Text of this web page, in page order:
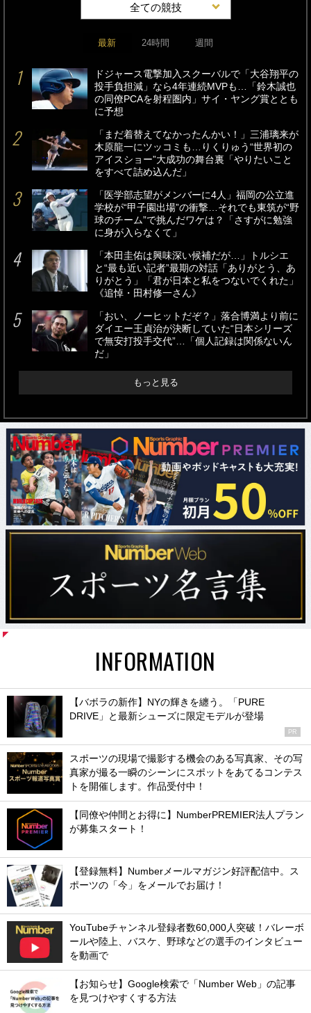
全ての競技
最新 24時間 週間
ドジャース電撃加入スクーバルで「大谷翔平の
投手負担減」なら4年連続MVPも…「鈴木誠也
の同僚PCAを射程圏内」サイ・ヤング賞ととも
に予想
「まだ着替えてなかったんかい！」三浦璃来が
木原龍一にツッコミも…りくりゅう“世界初の
アイスショー”大成功の舞台裏「やりたいこと
をすべて詰め込んだ」
「医学部志望がメンバーに4人」福岡の公立進
学校が“甲子園出場”の衝撃…それでも東筑が“野
球のチーム”で挑んだワケは？「さすがに勉強
に身が入らなくて」
「本田圭佑は興味深い候補だが…」トルシエ
と“最も近い記者”最期の対話「ありがとう、あ
りがとう」「君が日本と私をつないでくれた」
《追悼・田村修一さん》
「おい、ノーヒットだぞ？」落合博満より前に
ダイエー王貞治が決断していた“日本シリーズ
で無安打投手交代”…「個人記録は関係ないん
だ」
もっと見る
INFORMATION
【バボラの新作】NYの輝きを纏う。「PURE
DRIVE」と最新シューズに限定モデルが登場
PR
スポーツの現場で撮影する機会のある写真家、その写
真家が撮る一瞬のシーンにスポットをあてるコンテス
トを開催します。作品受付中！
【同僚や仲間とお得に】NumberPREMIER法人プラン
が募集スタート！
【登録無料】Numberメールマガジン好評配信中。ス
ポーツの「今」をメールでお届け！
YouTubeチャンネル登録者数60,000人突破！バレーボ
ールや陸上、バスケ、野球などの選手のインタビュー
を動画で
【お知らせ】Google検索で「Number Web」の記事
を見つけやすくする方法